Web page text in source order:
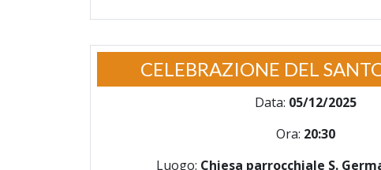
CELEBRAZIONE DEL
Data: 05/12/2025
Ora: 20:30
Luogo: Chiesa parrocchiale S.